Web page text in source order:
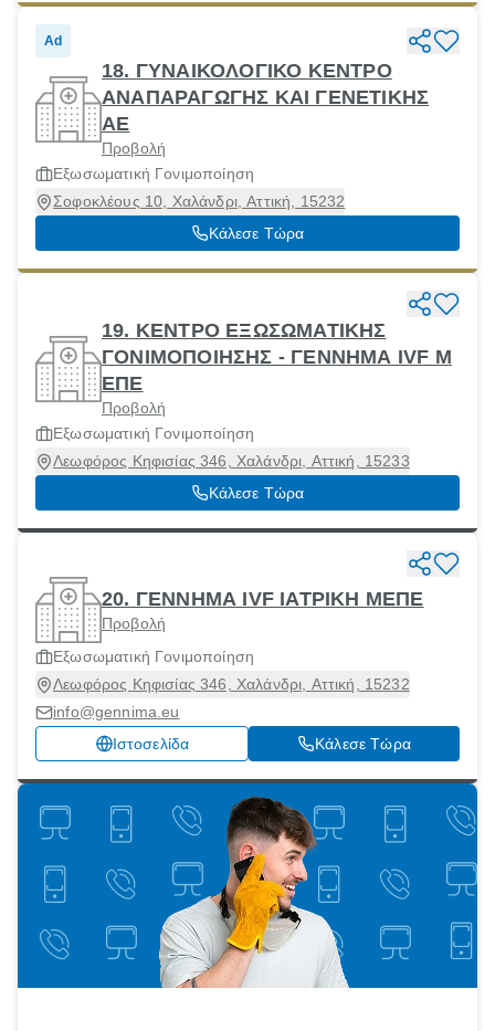
Ad
18. ΓΥΝΑΙΚΟΛΟΓΙΚΟ ΚΕΝΤΡΟ
ΑΝΑΠΑΡΑΓΩΓΗΣ ΚΑΙ ΓΕΝΕΤΙΚΗΣ
ΑΕ
Προβολή
Εξωσωματική Γονιμοποίηση
Σοφοκλέους 10, Χαλάνδρι, Αττική, 15232
Κάλεσε Τώρα
19. ΚΕΝΤΡΟ ΕΞΩΣΩΜΑΤΙΚΗΣ
ΓΟΝΙΜΟΠΟΙΗΣΗΣ - ΓΕΝΝΗΜΑ IVF Μ
ΕΠΕ
Προβολή
Εξωσωματική Γονιμοποίηση
Λεωφόρος Κηφισίας 346, Χαλάνδρι, Αττική, 15233
Κάλεσε Τώρα
20. ΓΕΝΝΗΜΑ IVF ΙΑΤΡΙΚΗ ΜΕΠΕ
Προβολή
Εξωσωματική Γονιμοποίηση
Λεωφόρος Κηφισίας 346, Χαλάνδρι, Αττική, 15232
info@gennima.eu
Ιστοσελίδα
Κάλεσε Τώρα